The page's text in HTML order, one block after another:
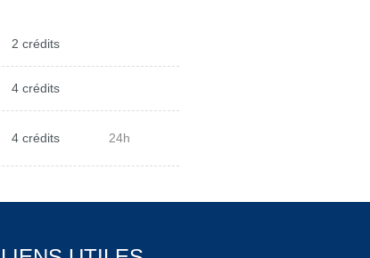
2 crédits
4 crédits
4 crédits 24h